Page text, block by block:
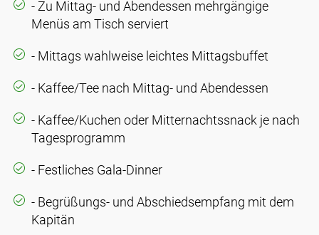
- Zu Mittag- und Abendessen mehrgängige
Menüs am Tisch serviert
- Mittags wahlweise leichtes Mittagsbuffet
- Kaffee/Tee nach Mittag- und Abendessen
- Kaffee/Kuchen oder Mitternachtssnack je nach
Tagesprogramm
- Festliches Gala-Dinner
- Begrüßungs- und Abschiedsempfang mit dem
Kapitän